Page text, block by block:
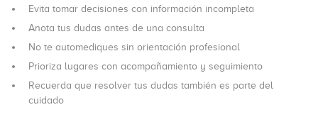
Evita tomar decisiones con información incompleta
Anota tus dudas antes de una consulta
No te automediques sin orientación profesional
Prioriza lugares con acompañamiento y seguimiento
Recuerda que resolver tus dudas también es parte del
cuidado